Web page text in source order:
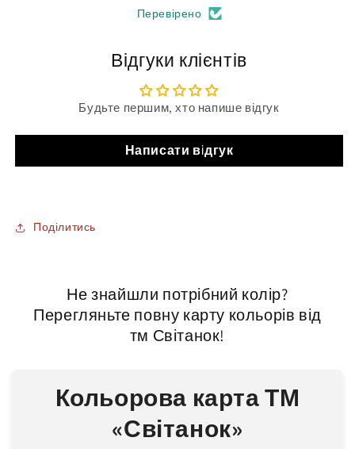
Перевірено
Відгуки клієнтів
Будьте першим, хто напише відгук
Написати відгук
Поділитись
Не знайшли потрібний колір?
Перегляньте повну карту кольорів від
тм Світанок!
Кольорова карта ТМ
«Світанок»